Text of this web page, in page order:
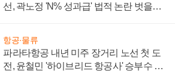
선, 곽노정 'N% 성과급' 법적 논란 벗을지
항공·물류
파라타항공 내년 미주 장거리 노선 첫 도
전, 윤철민 '하이브리드 항공사' 승부수 통